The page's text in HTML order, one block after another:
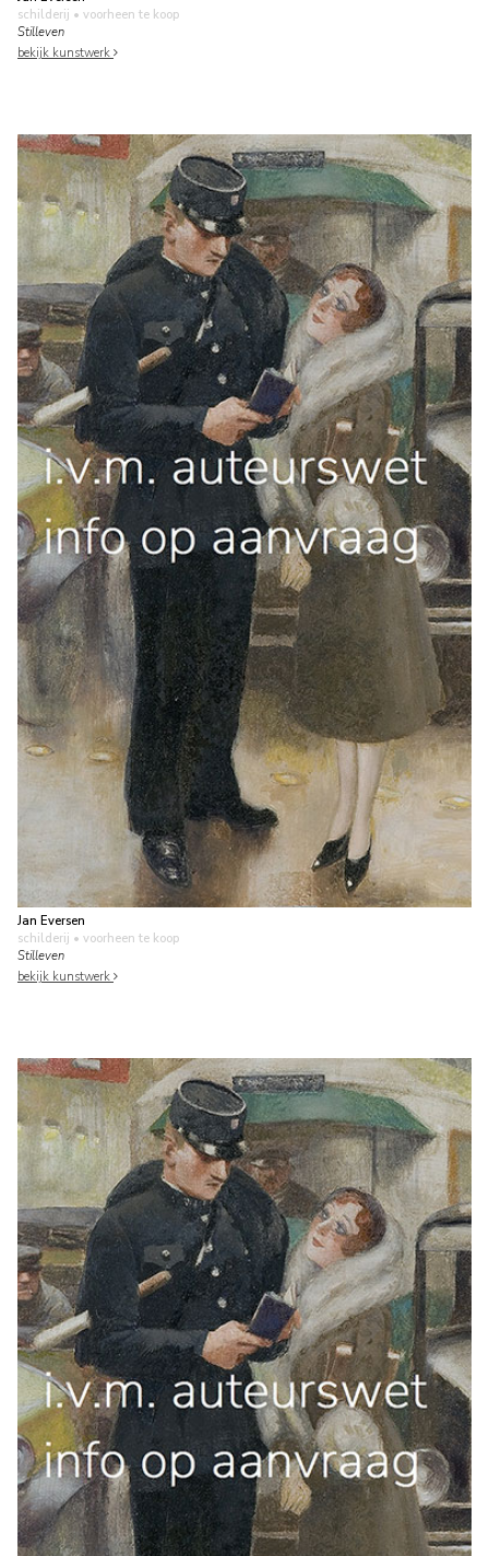
schilderij • voorheen te koop
Stilleven
bekijk kunstwerk
Jan Eversen
schilderij • voorheen te koop
Stilleven
bekijk kunstwerk